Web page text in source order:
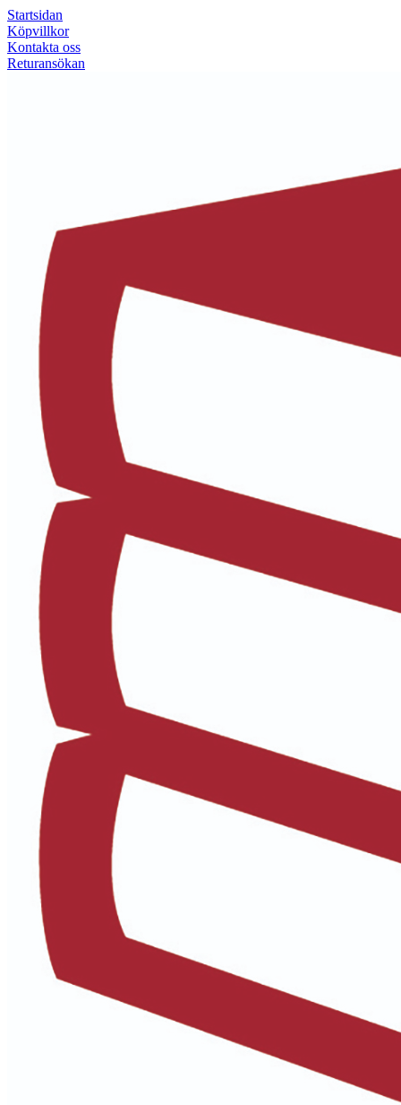
Startsidan
Köpvillkor
Kontakta oss
Returansökan